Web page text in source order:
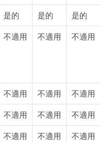
是的 是的 是的
不適用 不適用 不適用
不適用 不適用 不適用
不適用 不適用 不適用
不適用 不適用 不適用